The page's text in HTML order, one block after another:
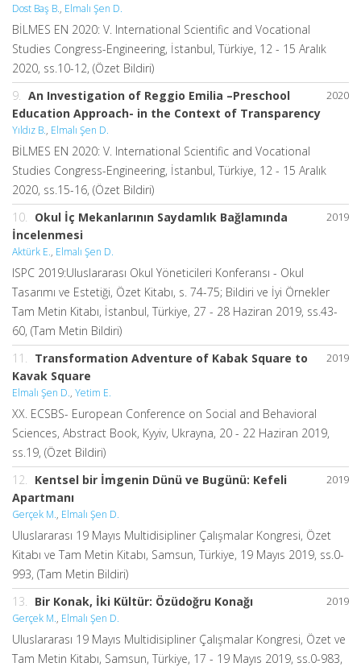
Dost Baş B., Elmalı Şen D.
BİLMES EN 2020: V. International Scientific and Vocational
Studies Congress-Engineering, İstanbul, Türkiye, 12 - 15 Aralık
2020, ss.10-12, (Özet Bildiri)
2020
9.
An Investigation of Reggio Emilia –Preschool
Education Approach- in the Context of Transparency
Yıldız B., Elmalı Şen D.
BİLMES EN 2020: V. International Scientific and Vocational
Studies Congress-Engineering, İstanbul, Türkiye, 12 - 15 Aralık
2020, ss.15-16, (Özet Bildiri)
2019
10.
Okul İç Mekanlarının Saydamlık Bağlamında
İncelenmesi
Aktürk E., Elmalı Şen D.
ISPC 2019:Uluslararası Okul Yöneticileri Konferansı - Okul
Tasarımı ve Estetiği, Özet Kitabı, s. 74-75; Bildiri ve İyi Örnekler
Tam Metin Kitabı, İstanbul, Türkiye, 27 - 28 Haziran 2019, ss.43-
60, (Tam Metin Bildiri)
2019
11.
Transformation Adventure of Kabak Square to
Kavak Square
Elmalı Şen D., Yetim E.
XX. ECSBS- European Conference on Social and Behavioral
Sciences, Abstract Book, Kyyiv, Ukrayna, 20 - 22 Haziran 2019,
ss.19, (Özet Bildiri)
2019
12.
Kentsel bir İmgenin Dünü ve Bugünü: Kefeli
Apartmanı
Gerçek M., Elmalı Şen D.
Uluslararası 19 Mayıs Multidisipliner Çalışmalar Kongresi, Özet
Kitabı ve Tam Metin Kitabı, Samsun, Türkiye, 19 Mayıs 2019, ss.0-
993, (Tam Metin Bildiri)
2019
13. Bir Konak, İki Kültür: Özüdoğru Konağı
Gerçek M., Elmalı Şen D.
Uluslararası 19 Mayıs Multidisipliner Çalışmalar Kongresi, Özet ve
Tam Metin Kitabı, Samsun, Türkiye, 17 - 19 Mayıs 2019, ss.0-983,